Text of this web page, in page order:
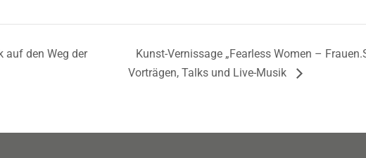
auf den Weg der
Kunst-Vernissage „Fearless Women –
Vorträgen, Talks und Live-Musik